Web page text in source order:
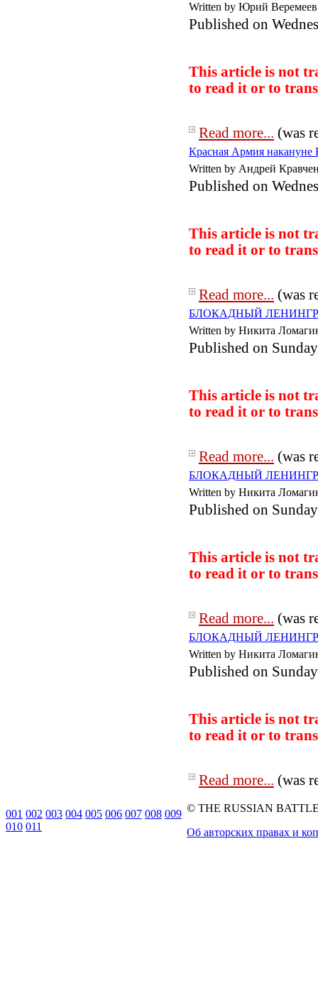
Written by Юрий Веремеев
Published on
This article is not
to read it or to
Read more... (was
Красная Армия накануне
Written by Андрей
Published on
This article is not
to read it or to
Read more... (was
БЛОКАДНЫЙ
Written by Никита
Published on
This article is not
to read it or to
Read more... (was
БЛОКАДНЫЙ ЛЕНИНГРАД:
Written by Никита
Published on
This article is not
to read it or to
Read more... (was
БЛОКАДНЫЙ
Written by Никита
Published on
This article is not
to read it or to
Read more... (was
001 002 003 004 005 006 007 008 009
010 011
© THE RUSSIAN
Об авторских правах и